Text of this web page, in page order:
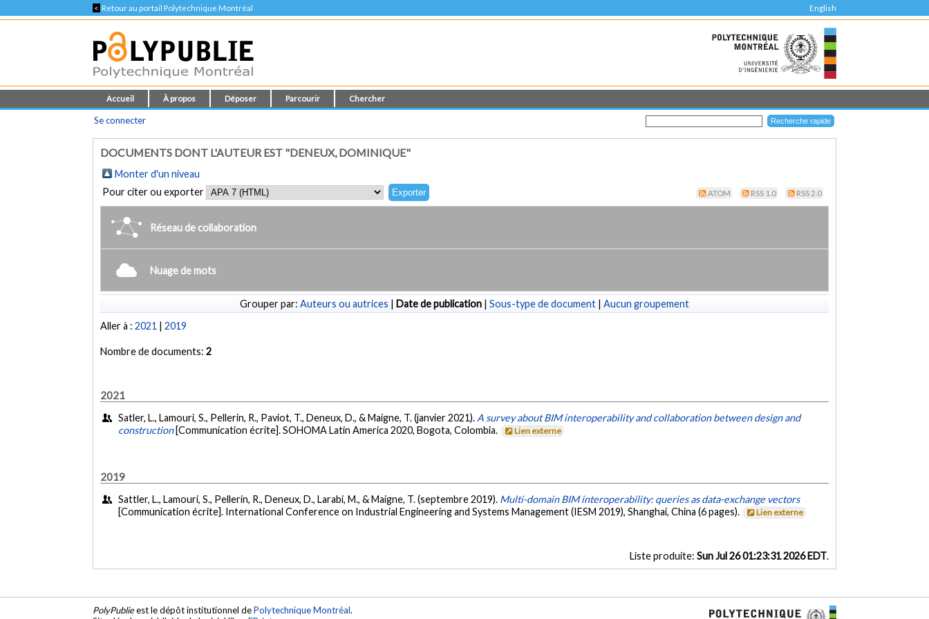
< Retour au portail Polytechnique Montréal English
Accueil À propos Déposer Parcourir Chercher
Se connecter
DOCUMENTS DONT L'AUTEUR EST "DENEUX, DOMINIQUE"
Monter d'un niveau
Pour citer ou exporter
ATOM RSS 1.0 RSS 2.0
Réseau de collaboration
Nuage de mots
Grouper par: Auteurs ou autrices | Date de publication | Sous-type de document | Aucun groupement
Aller à :2021 |2019
Nombre de documents:2
2021
Satler, L., Lamouri, S., Pellerin, R., Paviot, T., Deneux, D., & Maigne, T. (janvier 2021). A survey about BIM interoperability and collaboration between design and
construction [Communication écrite]. SOHOMA Latin America 2020, Bogota, Colombia. Lien externe
2019
Sattler, L., Lamouri, S., Pellerin, R., Deneux, D., Larabi, M., & Maigne, T. (septembre 2019). Multi-domain BIM interoperability: queries as data-exchange vectors
[Communication écrite]. International Conference on Industrial Engineering and Systems Management (IESM 2019), Shanghai, China (6 pages).
Lien externe
Liste produite: Sun Jul 26 01:23:31 2026 EDT.
PolyPublieest le dépôt institutionnel dePolytechnique Montréal.